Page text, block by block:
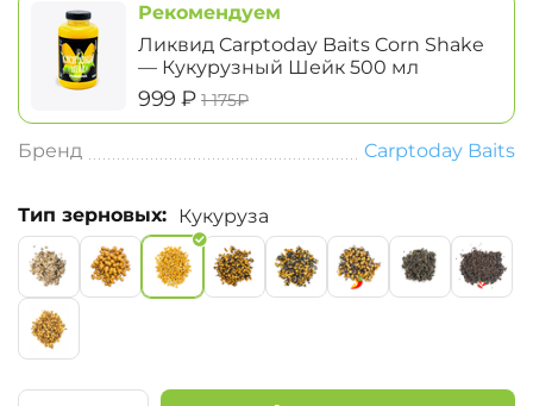
Рекомендуем
Ликвид Carptoday Baits Corn Shake
— Кукурузный Шейк 500 мл
‍999‍ ₽ ‍1 175‍₽
Бренд Carptoday Baits
Тип зерновых: Кукуруза